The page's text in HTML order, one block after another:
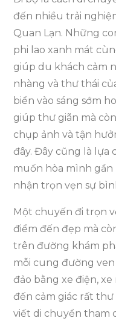
đến nhiều trải
Quan Lạn. Những
phi lao xanh mát
giúp du khách cảm
nhàng và thư thái
biển vào sáng sớm
giúp thư giãn mà
chụp ảnh và tận
đây. Đây cũng là lựa
muốn hòa mình gần
nhận trọn vẹn sự
Một chuyến đi trọn
điểm đến đẹp mà
trên đường khám
mỗi cung đường
đảo bằng xe điện,
đến cảm giác rất thư
viết di chuyển tham